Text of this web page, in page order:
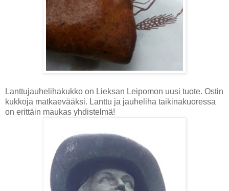
Lanttujauhelihakukko on Lieksan Leipomon uusi tuote. Ostin
kukkoja matkaevääksi. Lanttu ja jauheliha taikinakuoressa
on erittäin maukas yhdistelmä!